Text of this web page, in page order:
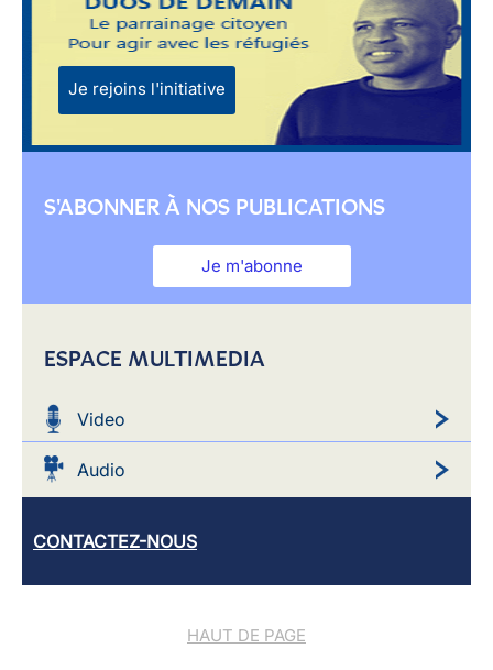
Je rejoins l'initiative
S'ABONNER À NOS PUBLICATIONS
Je m'abonne
ESPACE MULTIMEDIA
Video
Audio
CONTACTEZ-NOUS
HAUT DE PAGE